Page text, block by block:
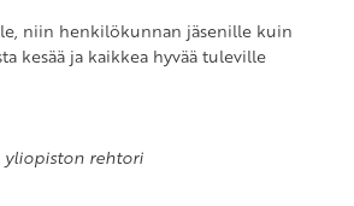
niin henkilökunnan jäsenille kuin
kesää ja kaikkea hyvää tuleville
rehtori